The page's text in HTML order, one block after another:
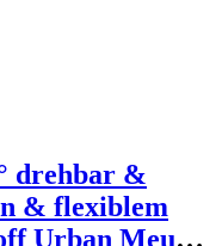
drehbar &
& flexiblem
Urban Meuble